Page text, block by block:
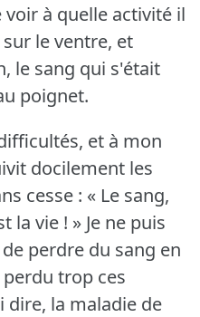
à quelle activité il
le ventre, et
le sang qui s'était
poignet.
et à mon
docilement les
cesse : « Le sang,
la vie ! » Je ne puis
perdre du sang en
trop ces
dire, la maladie de